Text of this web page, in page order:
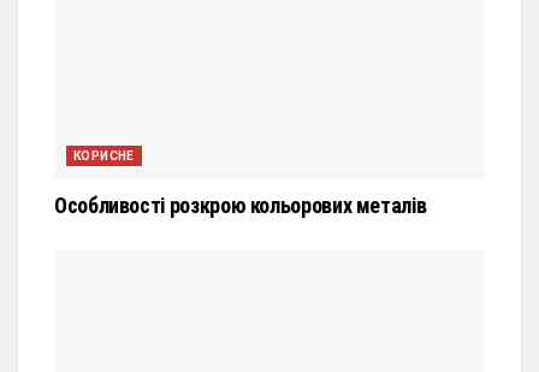
КОРИСНЕ
Особливості розкрою кольорових металів